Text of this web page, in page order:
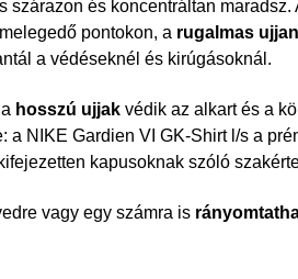
szárazon és koncentráltan maradsz.
pontokon, a rugalmas
a védéseknél és kirúgásoknál.
hosszú ujjak védik az alkart és a
a NIKE Gardien VI GK-Shirt l/s a
kapusoknak szóló
vagy egy számra is